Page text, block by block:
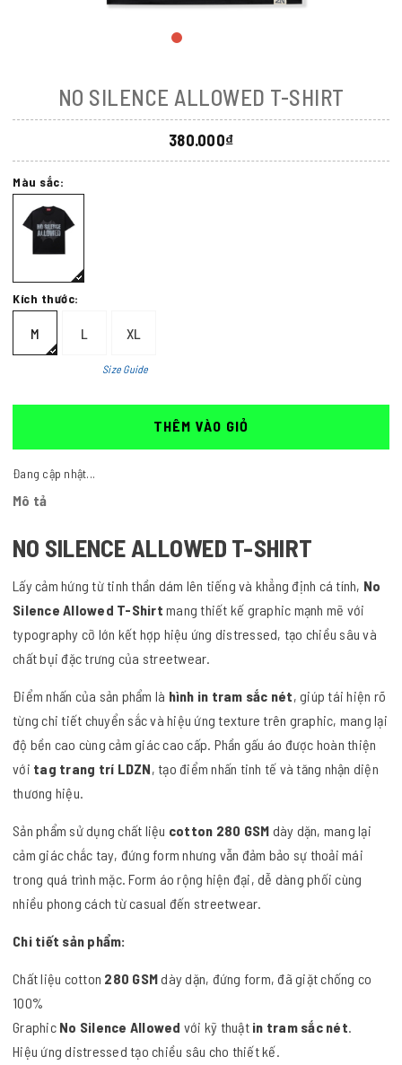
NO SILENCE ALLOWED T-SHIRT
380.000₫
Màu sắc:
Kích thước:
M L XL
Size Guide
THÊM VÀO GIỎ
Đang cập nhật...
Mô tả
NO SILENCE ALLOWED T-SHIRT
Lấy cảm hứng từ tinh thần dám lên tiếng và khẳng định cá tính, No
Silence Allowed T-Shirt mang thiết kế graphic mạnh mẽ với
typography cỡ lớn kết hợp hiệu ứng distressed, tạo chiều sâu và
chất bụi đặc trưng của streetwear.
Điểm nhấn của sản phẩm là hình in tram sắc nét, giúp tái hiện rõ
từng chi tiết chuyển sắc và hiệu ứng texture trên graphic, mang lại
độ bền cao cùng cảm giác cao cấp. Phần gấu áo được hoàn thiện
với tag trang trí LDZN, tạo điểm nhấn tinh tế và tăng nhận diện
thương hiệu.
Sản phẩm sử dụng chất liệu cotton 280 GSM dày dặn, mang lại
cảm giác chắc tay, đứng form nhưng vẫn đảm bảo sự thoải mái
trong quá trình mặc. Form áo rộng hiện đại, dễ dàng phối cùng
nhiều phong cách từ casual đến streetwear.
Chi tiết sản phẩm:
Chất liệu cotton 280 GSMdày dặn, đứng form, đã giặt chống co
100%
Graphic No Silence Allowed với kỹ thuật in tram sắc nét
Hiệu ứng distressed tạo chiều sâu cho thiết kế.